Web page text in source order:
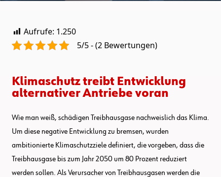
Aufrufe: 1.250
5/5 - (2 Bewertungen)
Klimaschutz treibt Entwicklung
alternativer Antriebe voran
Wie man weiß, schädigen Treibhausgase nachweislich das Klima.
Um diese negative Entwicklung zu bremsen, wurden
ambitionierte Klimaschutzziele definiert, die vorgeben, dass die
Treibhausgase bis zum Jahr 2050 um 80 Prozent reduziert
werden sollen. Als Verursacher von Treibhausgasen werden die